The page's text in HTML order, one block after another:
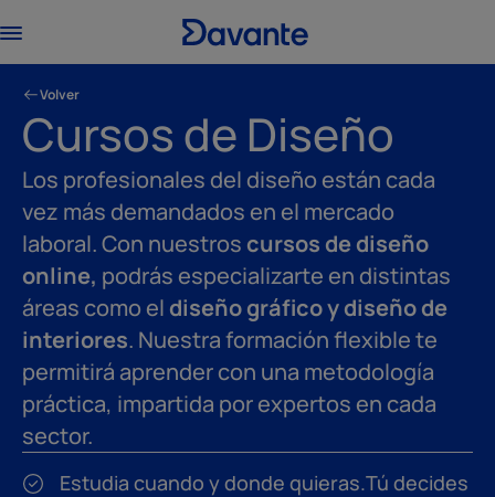
Volver
Cursos de Diseño
Los profesionales del diseño están cada
vez más demandados en el mercado
laboral. Con nuestros cursos de diseño
online, podrás especializarte en distintas
áreas como el diseño gráfico y diseño de
interiores. Nuestra formación flexible te
permitirá aprender con una metodología
práctica, impartida por expertos en cada
sector.
Estudia cuando y donde quieras.Tú decides